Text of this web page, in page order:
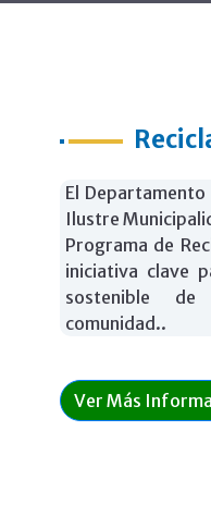
El
Ilustre
Programa de
iniciativa clave
sostenible
comunidad..
Ver Más